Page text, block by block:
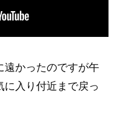
遠かったのですが午
入り付近まで戻っ